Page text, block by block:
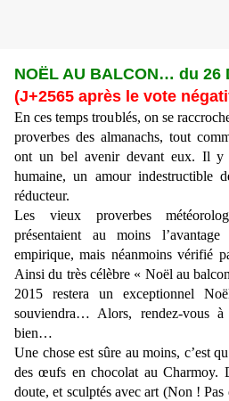
NOËL AU BALCON… du 26
(J+2565 après le vote
En ces temps troublés, on se
proverbes des almanachs, tout
ont un bel avenir devant eux. Il y
humaine, un amour indestructible
réducteur.
Les vieux proverbes
présentaient au moins
empirique, mais néanmoins vérifié
Ainsi du très célèbre « Noël au
2015 restera un exceptionnel
souviendra… Alors, rendez-vous
bien…
Une chose est sûre au moins, c’est
des œufs en chocolat au Charmoy.
doute, et sculptés avec art (Non !